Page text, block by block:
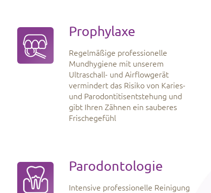
Prophylaxe
Regelmäßige professionelle
Mundhygiene mit unserem
Ultraschall- und Airflowgerät
vermindert das Risiko von Karies-
und Parodontitisentstehung und
gibt Ihren Zähnen ein sauberes
Frischegefühl
Parodontologie
Intensive professionelle Reinigung